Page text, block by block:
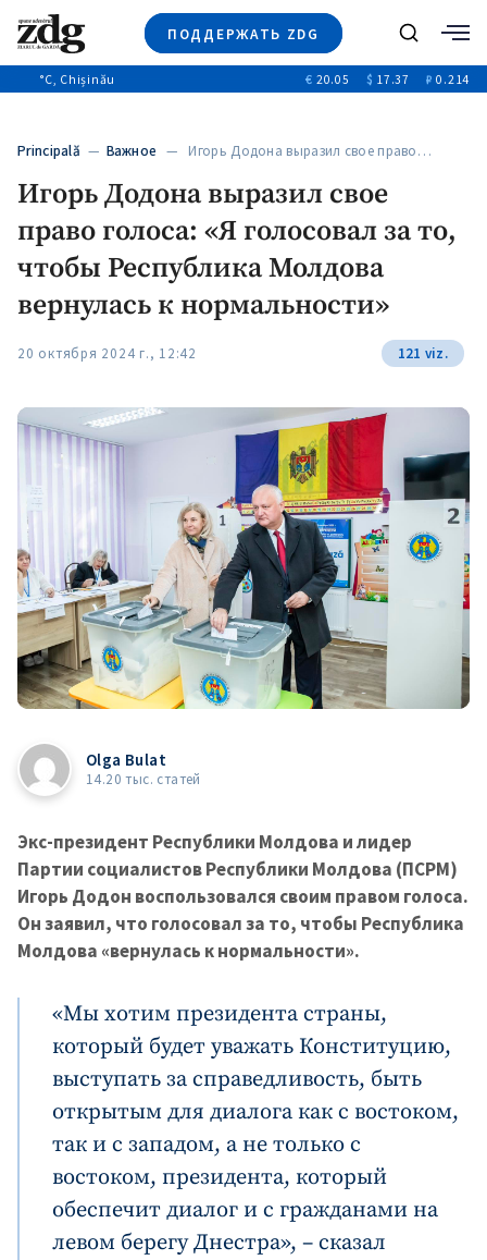
ПОДДЕРЖАТЬ ZDG
Новости
Расследования
Общество
+312
Поиск
°C, Chișinău € 20.05 $ 17.37 ₽ 0.214
Principală — Важное — Игорь Додона выразил свое право…
Игорь Додона выразил свое
право голоса: «Я голосовал за то,
чтобы Республика Молдова
вернулась к нормальности»
20 октября 2024 г., 12:42 121 viz.
Olga Bulat
14.20 тыс. статей
Экс-президент Республики Молдова и лидер
Партии социалистов Республики Молдова (ПСРМ)
Игорь Додон воспользовался своим правом голоса.
Он заявил, что голосовал за то, чтобы Республика
Молдова «вернулась к нормальности».
«Мы хотим президента страны,
который будет уважать Конституцию,
выступать за справедливость, быть
открытым для диалога как с востоком,
так и с западом, а не только с
востоком, президента, который
обеспечит диалог и с гражданами на
левом берегу Днестра», – сказал